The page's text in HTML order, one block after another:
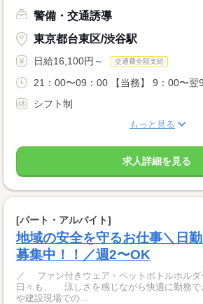
警備・交通誘導
東京都台東区/渋谷駅
日給16,100円～ 交通費全額支給
21：00〜09：00 【当務】 9：00〜翌9
シフト制
もっと見る
求人詳細を見る
[パート・アルバイト]
地域の安全を守るお仕事＼日
募集中！！／週2〜OK
／ ファン付きウェア・ペットボトルホル
日々も、 涼しさを感じながら快適に勤務できます！
や建設現場での...